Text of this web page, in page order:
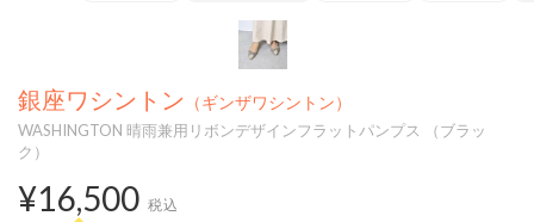
銀座ワシントン （ギンザワシントン）
WASHINGTON 晴雨兼用リボンデザインフラットパンプス （ブラッ
ク）
¥16,500 税込